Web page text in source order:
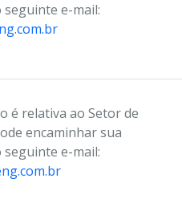
e-mail:
é relativa ao Setor de
encaminhar sua
e-mail: